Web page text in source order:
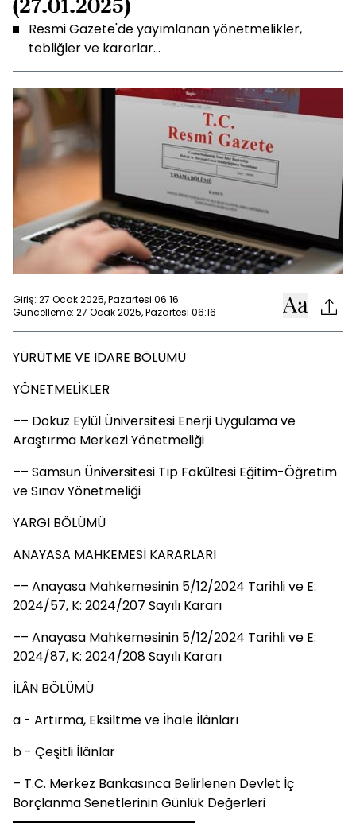
(27.01.2025)
Resmi Gazete'de yayımlanan yönetmelikler,
tebliğler ve kararlar...
Giriş: 27 Ocak 2025, Pazartesi 06:16
Güncelleme: 27 Ocak 2025, Pazartesi 06:16
YÜRÜTME VE İDARE BÖLÜMÜ
YÖNETMELİKLER
–– Dokuz Eylül Üniversitesi Enerji Uygulama ve
Araştırma Merkezi Yönetmeliği
–– Samsun Üniversitesi Tıp Fakültesi Eğitim-Öğretim
ve Sınav Yönetmeliği
YARGI BÖLÜMÜ
ANAYASA MAHKEMESİ KARARLARI
–– Anayasa Mahkemesinin 5/12/2024 Tarihli ve E:
2024/57, K: 2024/207 Sayılı Kararı
–– Anayasa Mahkemesinin 5/12/2024 Tarihli ve E:
2024/87, K: 2024/208 Sayılı Kararı
İLÂN BÖLÜMÜ
a - Artırma, Eksiltme ve İhale İlânları
b - Çeşitli İlânlar
– T.C. Merkez Bankasınca Belirlenen Devlet İç
Borçlanma Senetlerinin Günlük Değerleri